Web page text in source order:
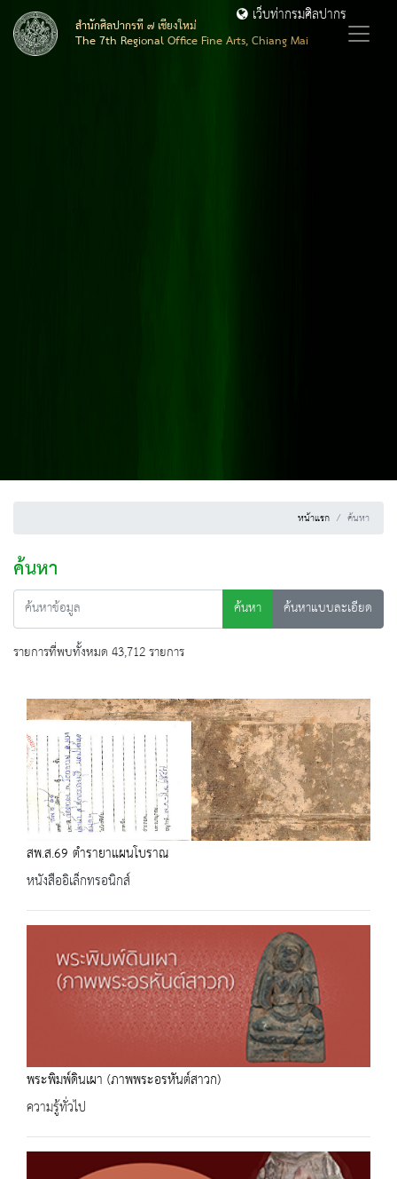
สำนักศิลปากรที่ ๗ เชียงใหม่
The 7th Regional Office Fine Arts, Chiang Mai
เว็บท่ากรมศิลปากร
หน้าแรก ค้นหา
ค้นหา
ค้นหา
ค้นหาแบบละเอียด
รายการที่พบทั้งหมด 43,712 รายการ
สพ.ส.69 ตำรายาแผนโบราณ
หนังสืออิเล็กทรอนิกส์
พระพิมพ์ดินเผา (ภาพพระอรหันต์สาวก)
ความรู้ทั่วไป